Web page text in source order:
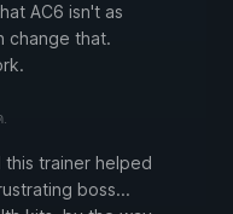
AC6 isn't as
change that.
this trainer helped
boss...